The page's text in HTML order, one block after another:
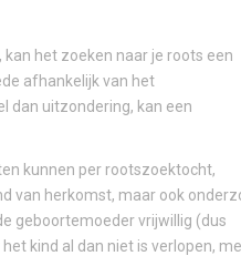
het zoeken naar je roots een
afhankelijk van het
dan uitzondering, kan een
kunnen per rootszoektocht,
van herkomst, maar ook
geboortemoeder vrijwillig (dus
kind al dan niet is verlopen,